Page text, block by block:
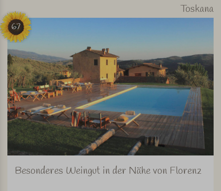
Toskana
67
Besonderes Weingut in der Nähe von Florenz